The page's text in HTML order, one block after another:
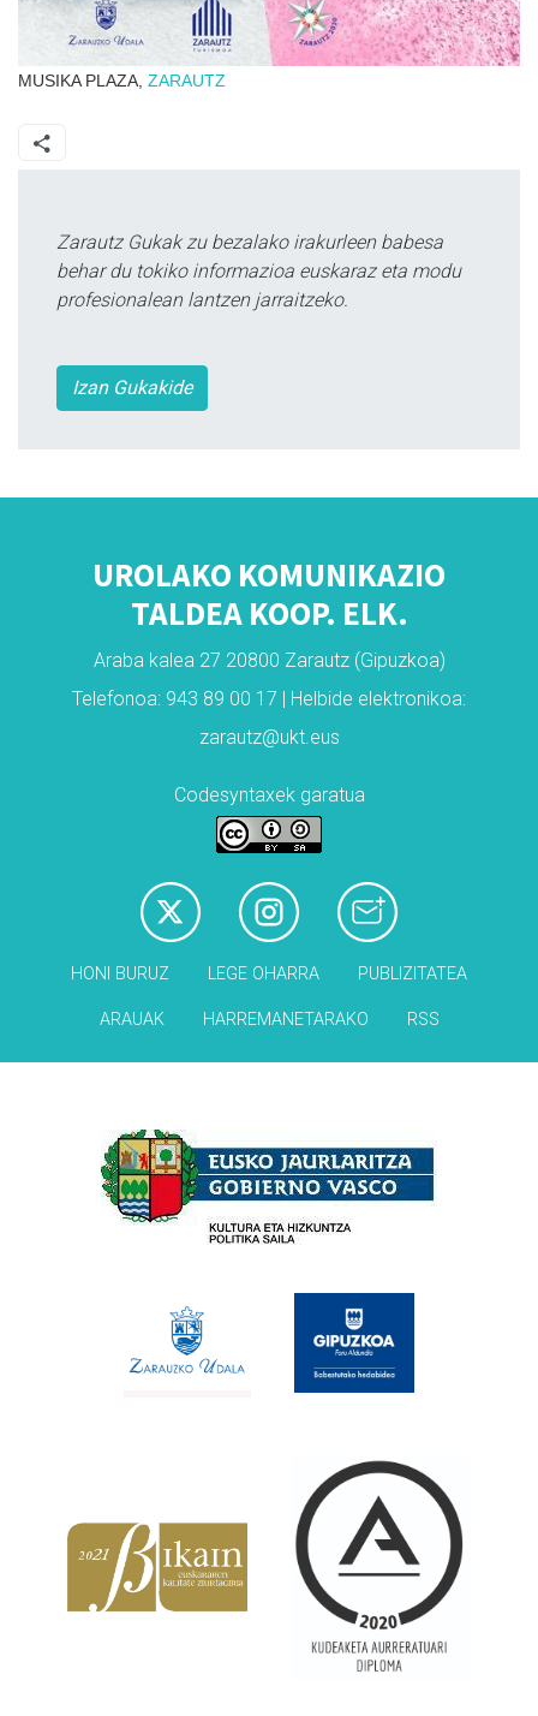
MUSIKA PLAZA, ZARAUTZ
Zarautz Gukak zu bezalako irakurleen babesa
behar du tokiko informazioa euskaraz eta modu
profesionalean lantzen jarraitzeko.
Izan Gukakide
UROLAKO KOMUNIKAZIO
TALDEA KOOP. ELK.
Araba kalea 27 20800 Zarautz (Gipuzkoa)
Telefonoa: 943 89 00 17 | Helbide elektronikoa:
zarautz@ukt.eus
Codesyntaxek garatua
HONI BURUZ LEGE OHARRA PUBLIZITATEA
ARAUAK HARREMANETARAKO RSS